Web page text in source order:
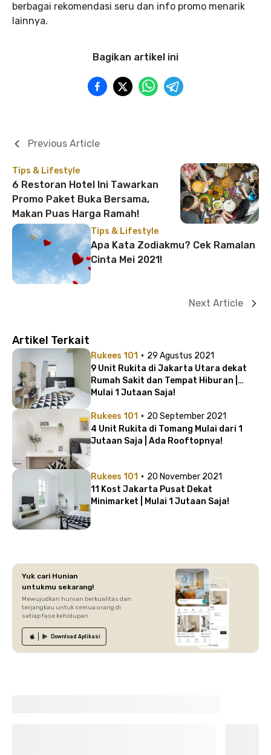
berbagai rekomendasi seru dan info promo menarik
lainnya.
Bagikan artikel ini
Tips & Lifestyle
6 Restoran Hotel Ini Tawarkan
Promo Paket Buka Bersama,
Makan Puas Harga Ramah!
Previous Article
Tips & Lifestyle
Apa Kata Zodiakmu? Cek Ramalan
Cinta Mei 2021!
Next Article
Artikel Terkait
Rukees 101 · 29 Agustus 2021
9 Unit Rukita di Jakarta Utara dekat
Rumah Sakit dan Tempat Hiburan |
Mulai 1 Jutaan Saja!
Rukees 101 · 20 September 2021
4 Unit Rukita di Tomang Mulai dari 1
Jutaan Saja | Ada Rooftopnya!
Rukees 101 · 20 November 2021
11 Kost Jakarta Pusat Dekat
Minimarket | Mulai 1 Jutaan Saja!
Yuk cari Hunian
untukmu sekarang!
Mewujudkan hunian berkualitas dan
terjangkau untuk semua orang di
setiap fase kehidupan.
Download Aplikasi